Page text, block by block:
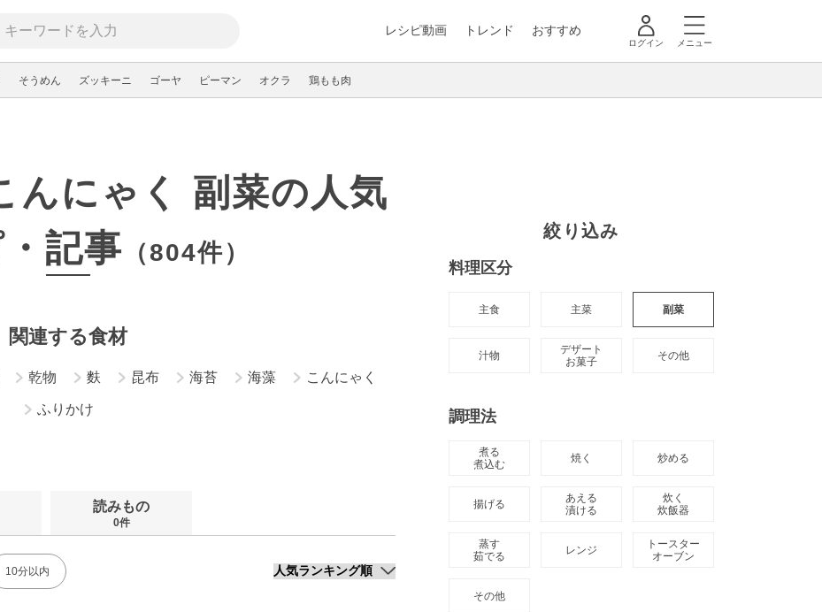
レシピ動画 トレンド おすすめ
ログイン メニュー
そうめん ズッキーニ ゴーヤ ピーマン オクラ 鶏もも肉
んにゃく 副菜の人気
記事 （804件）
関連する食材
乾物 麩 昆布 海苔 海藻 こんにゃく
ふりかけ
読みもの
0件
10分以内
絞り込み
料理区分
主食 主菜 副菜
汁物
デザート
お菓子
その他
調理法
煮る
煮込む
焼く 炒める
揚げる
あえる
漬ける
炊く
炊飯器
蒸す
茹でる
レンジ
トースター
オーブン
その他